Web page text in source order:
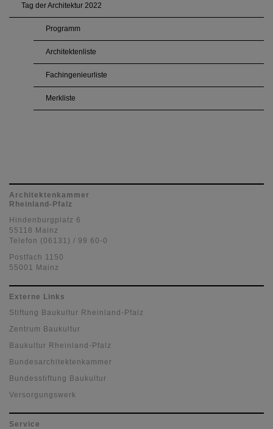
Tag der Architektur 2022
Programm
Architektenliste
Fachingenieurliste
Merkliste
Architektenkammer
Rheinland-Pfalz
Hindenburgplatz 6
55118 Mainz
Telefon (06131) / 99 60-0
Postfach 1150
55001 Mainz
Externe Links
Stiftung Baukultur Rheinland-Pfalz
Zentrum Baukultur
Baukultur Rheinland-Pfalz
Bundesarchitektenkammer
Bundesstiftung Baukultur
Versorgungswerk
Service